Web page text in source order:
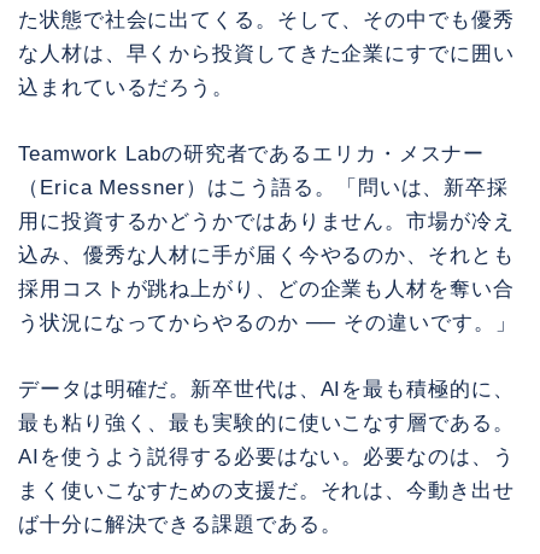
た状態で社会に出てくる。そして、その中でも優秀
な人材は、早くから投資してきた企業にすでに囲い
込まれているだろう。
Teamwork Labの研究者であるエリカ・メスナー
（Erica Messner）はこう語る。「問いは、新卒採
用に投資するかどうかではありません。市場が冷え
込み、優秀な人材に手が届く今やるのか、それとも
採用コストが跳ね上がり、どの企業も人材を奪い合
う状況になってからやるのか ── その違いです。」
データは明確だ。新卒世代は、AIを最も積極的に、
最も粘り強く、最も実験的に使いこなす層である。
AIを使うよう説得する必要はない。必要なのは、う
まく使いこなすための支援だ。それは、今動き出せ
ば十分に解決できる課題である。